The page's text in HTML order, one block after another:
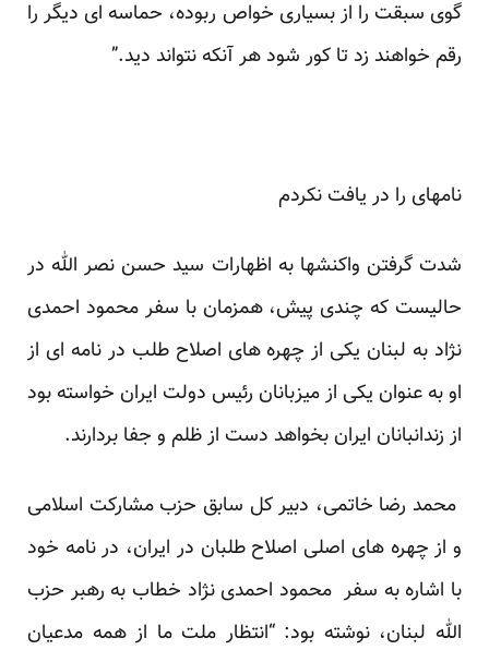
گوی سبقت را از بسیاری خواص ربوده، حماسه ای دیگر را
رقم خواهند زد تا کور شود هر آنکه نتواند دید.”
نامه­ای را در یافت نکردم
شدت گرفتن واکنش­ها به اظهارات سید حسن نصر الله در
حالیست که چندی پیش، همزمان با سفر محمود احمدی
نژاد به لبنان یکی از چهره های اصلاح طلب در نامه ای از
او به عنوان یکی از میزبانان رئیس دولت ایران خواسته بود
از زندانبانان ایران بخواهد دست از ظلم و جفا بردارند.
محمد رضا خاتمی، دبیر کل سابق حزب مشارکت اسلامی
و از چهره های اصلی اصلاح طلبان در ایران، در نامه خود
با اشاره به سفر محمود احمدی نژاد خطاب به رهبر حزب
الله لبنان، نوشته بود: “انتظار ملت ما از همه مدعیان